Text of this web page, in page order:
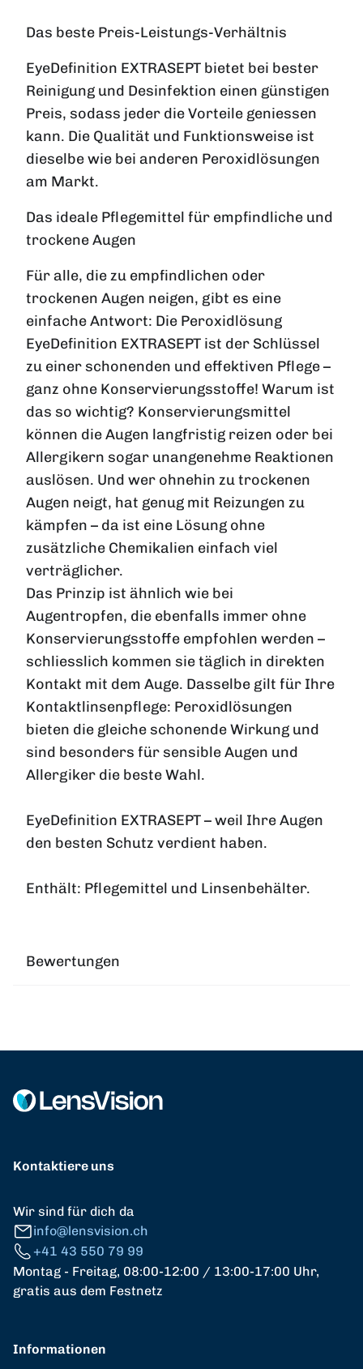
Das beste Preis-Leistungs-Verhältnis
EyeDefinition EXTRASEPT bietet bei bester
Reinigung und Desinfektion einen günstigen
Preis, sodass jeder die Vorteile geniessen
kann. Die Qualität und Funktionsweise ist
dieselbe wie bei anderen Peroxidlösungen
am Markt.
Das ideale Pflegemittel für empfindliche und
trockene Augen
Für alle, die zu empfindlichen oder
trockenen Augen neigen, gibt es eine
einfache Antwort: Die Peroxidlösung
EyeDefinition EXTRASEPT ist der Schlüssel
zu einer schonenden und effektiven Pflege –
ganz ohne Konservierungsstoffe! Warum ist
das so wichtig? Konservierungsmittel
können die Augen langfristig reizen oder bei
Allergikern sogar unangenehme Reaktionen
auslösen. Und wer ohnehin zu trockenen
Augen neigt, hat genug mit Reizungen zu
kämpfen – da ist eine Lösung ohne
zusätzliche Chemikalien einfach viel
verträglicher.
Das Prinzip ist ähnlich wie bei
Augentropfen, die ebenfalls immer ohne
Konservierungsstoffe empfohlen werden –
schliesslich kommen sie täglich in direkten
Kontakt mit dem Auge. Dasselbe gilt für Ihre
Kontaktlinsenpflege: Peroxidlösungen
bieten die gleiche schonende Wirkung und
sind besonders für sensible Augen und
Allergiker die beste Wahl.
EyeDefinition EXTRASEPT – weil Ihre Augen
den besten Schutz verdient haben.
Enthält: Pflegemittel und Linsenbehälter.
Bewertungen
Kontaktiere uns
Wir sind für dich da
info@lensvision.ch
+41 43 550 79 99
Montag - Freitag, 08:00-12:00 / 13:00-17:00 Uhr,
gratis aus dem Festnetz
Informationen